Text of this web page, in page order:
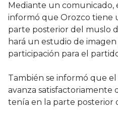
Mediante un
informó que Orozco tiene
parte posterior del muslo
hará un estudio de imagen
participación para el
También se informó que
avanza satisfactoriamente
tenía en la parte posterior